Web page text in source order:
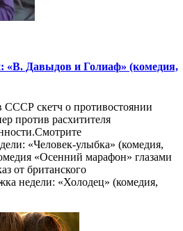
«В. Давыдов и Голиаф» (комедия,
скетч о противостоянии
против расхитителя
«Человек-улыбка» (комедия,
«Осенний марафон» глазами
от британского
недели: «Холодец» (комедия,